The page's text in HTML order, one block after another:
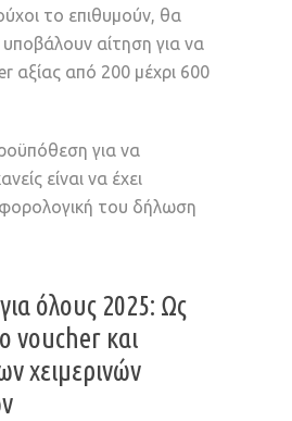
το επιθυμούν, θα
αίτηση για να
αξίας από 200 μέχρι 600
για να
είναι να έχει
του δήλωση
όλους 2025: Ως
voucher και
χειμερινών